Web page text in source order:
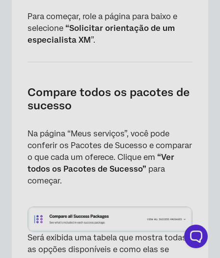
×
Para começar, role a página para baixo e
selecione “Solicitar orientação de um
especialista XM ”.
Compare todos os pacotes de
sucesso
Na página “Meus serviços”, você pode
conferir os Pacotes de Sucesso e comparar
o que cada um oferece. Clique em “Ver
todos os Pacotes de Sucesso” para
começar.
Será exibida uma tabela que mostra todas
as opções disponíveis e como elas se